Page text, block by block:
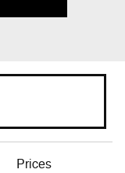
Prices